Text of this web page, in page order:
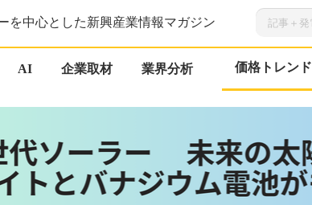
を中心とした新興産業情報マガジン
AI 企業取材 業界分析 価格トレンド